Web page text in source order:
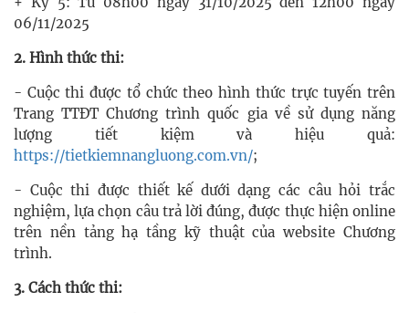
06/11/2025
2. Hình thức thi:
- Cuộc thi được tổ chức theo hình thức trực tuyến trên
Trang TTĐT Chương trình quốc gia về sử dụng năng
lượng tiết kiệm và hiệu quả:
https://tietkiemnangluong.com.vn/;
- Cuộc thi được thiết kế dưới dạng các câu hỏi trắc
nghiệm, lựa chọn câu trả lời đúng, được thực hiện online
trên nền tảng hạ tầng kỹ thuật của website Chương
trình.
3. Cách thức thi: